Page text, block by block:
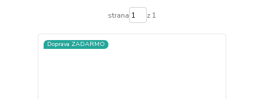
strana z 1
Doprava ZADARMO